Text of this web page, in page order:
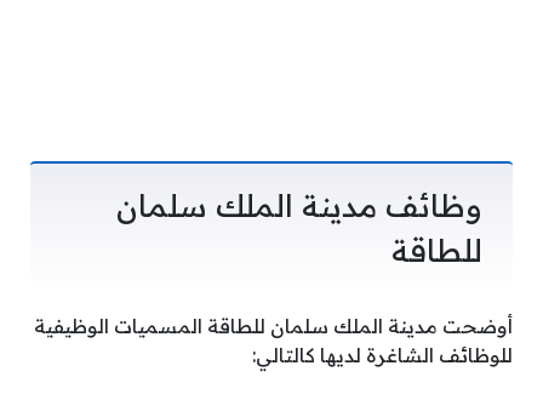
وظائف مدينة الملك سلمان
للطاقة
أوضحت مدينة الملك سلمان للطاقة المسميات الوظيفية
للوظائف الشاغرة لديها كالتالي: